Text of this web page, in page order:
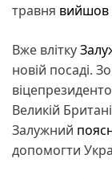
травня вийшов
Вже влітку
новій посаді.
Великій
Залужний
допомогти